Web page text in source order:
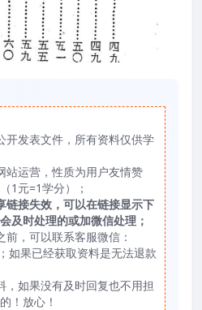
开发表文件，所有资料仅供学
站运营，性质为用户友情赞
1元=1学分）；
链接失效，可以在链接显示下
及时处理的或加微信处理；
前，可以联系客服微信：
如果已经获取资料是无法退款
，如果没有及时回复也不用担
！放心！